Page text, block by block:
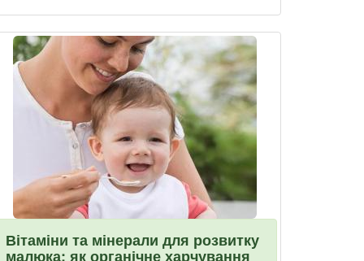
Вітаміни та мінерали для розвитку
малюка: як органічне харчування